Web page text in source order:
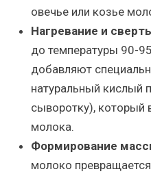
овечье или козье
Нагревание и
до температуры 90-
добавляют
натуральный кислый
сыворотку), который
молока.
Формирование
молоко